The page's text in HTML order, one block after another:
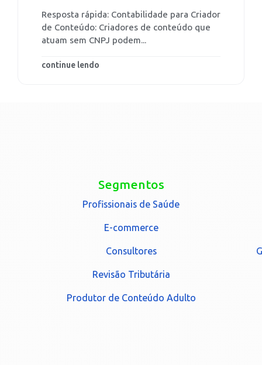
Resposta rápida: Contabilidade para Criador
de Conteúdo: Criadores de conteúdo que
atuam sem CNPJ podem...
continue lendo
Segmentos
Profissionais de Saúde
E-commerce
Consultores
Revisão Tributária
Produtor de Conteúdo Adulto